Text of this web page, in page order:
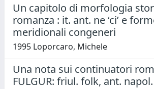
Un capitolo di morfologia
romanza : it. ant. ne ‘ci’ e
meridionali congeneri
1995 Loporcaro, Michele
Una nota sui continuatori
FULGUR: friul. folk, ant.